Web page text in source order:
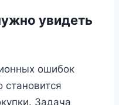
увидеть
ошибок
становится
Задача